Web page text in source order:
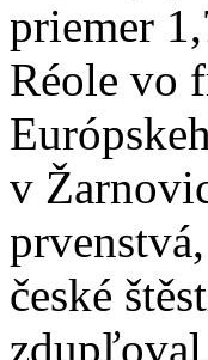
priemer
Réole vo
v
české